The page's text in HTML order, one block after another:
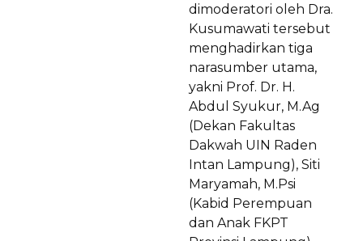
dimoderatori oleh Dra.
Kusumawati tersebut
menghadirkan tiga
narasumber utama,
yakni Prof. Dr. H.
Abdul Syukur, M.Ag
(Dekan Fakultas
Dakwah UIN Raden
Intan Lampung), Siti
Maryamah, M.Psi
(Kabid Perempuan
dan Anak FKPT